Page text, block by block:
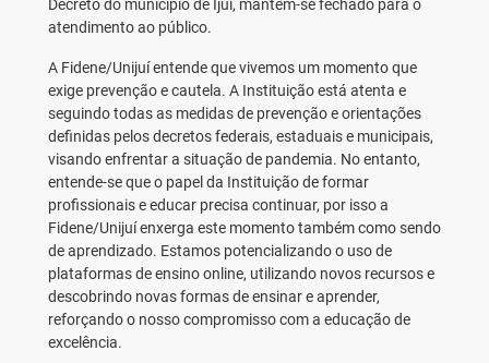
Decreto do município de Ijuí, mantém-se fechado para o
atendimento ao público.
A Fidene/Unijuí entende que vivemos um momento que
exige prevenção e cautela. A Instituição está atenta e
seguindo todas as medidas de prevenção e orientações
definidas pelos decretos federais, estaduais e municipais,
visando enfrentar a situação de pandemia. No entanto,
entende-se que o papel da Instituição de formar
profissionais e educar precisa continuar, por isso a
Fidene/Unijuí enxerga este momento também como sendo
de aprendizado. Estamos potencializando o uso de
plataformas de ensino online, utilizando novos recursos e
descobrindo novas formas de ensinar e aprender,
reforçando o nosso compromisso com a educação de
excelência.